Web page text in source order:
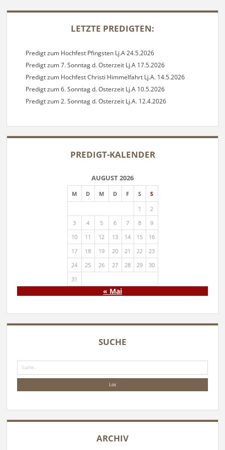
SIDEBAR
LETZTE PREDIGTEN:
Predigt zum Hochfest Pfingsten Lj.A 24.5.2026
Predigt zum 7. Sonntag d. Osterzeit Lj.A 17.5.2026
Predigt zum Hochfest Christi Himmelfahrt Lj.A. 14.5.2026
Predigt zum 6. Sonntag d. Osterzeit Lj.A 10.5.2026
Predigt zum 2. Sonntag d. Osterzeit Lj.A. 12.4.2026
PREDIGT-KALENDER
AUGUST 2026
M D M D F S
S
1
2
3
4 5 6 7 8
9
10
11 12 13 14 15
16
17
18 19 20 21 22
23
24
25 26 27 28 29
30
31
« Mai
SUCHE
Suche
ARCHIV